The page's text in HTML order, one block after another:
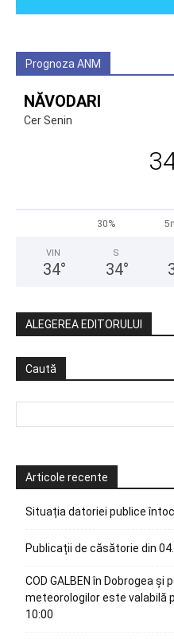
Prognoza ANM
NĂVODARI
Cer Senin
30%
VIN
34°
S
34°
ALEGEREA EDITORULUI
Caută
Articole recente
Situația datoriei publice
Publicații de căsătorie din
COD GALBEN în Dobrogea și
meteorologilor este valabilă
10:00